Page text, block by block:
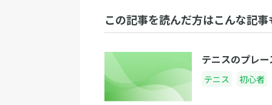
この記事を読んだ方はこんな記
テニスのプレ
テニス 初心者